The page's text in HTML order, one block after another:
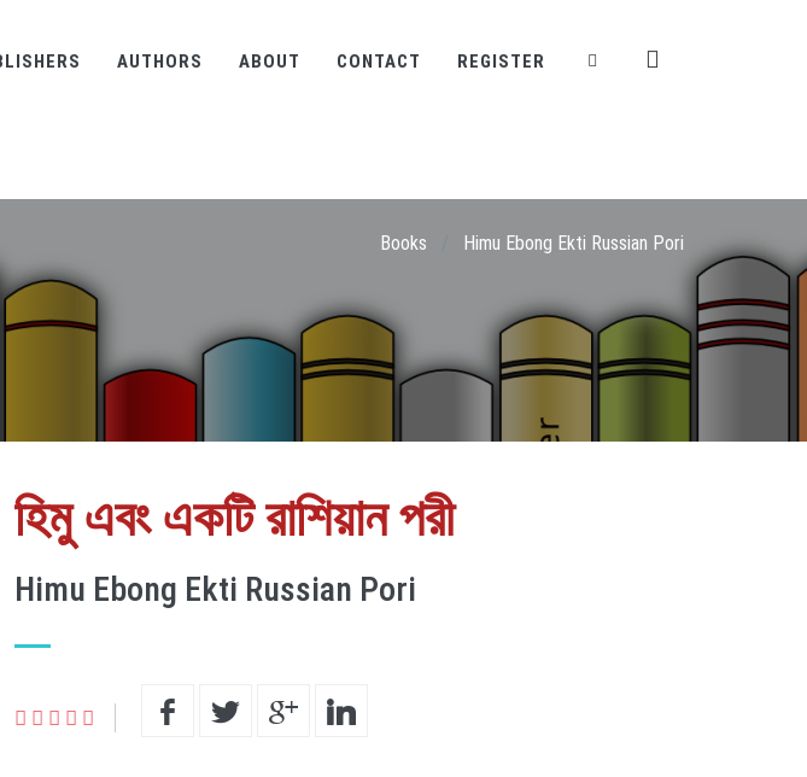
AUTHORS ABOUT CONTACT REGISTER
Books Himu Ebong Ekti Russian Pori
হিমু এবং একটি রাশিয়ান পরী
Himu Ebong Ekti Russian Pori